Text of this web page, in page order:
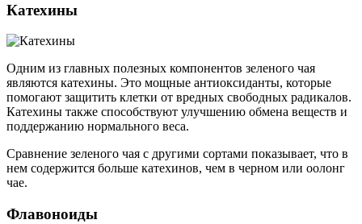
Катехины
Одним из главных полезных компонентов зеленого чая
являются катехины. Это мощные антиоксиданты, которые
помогают защитить клетки от вредных свободных радикалов.
Катехины также способствуют улучшению обмена веществ и
поддержанию нормального веса.
Сравнение зеленого чая с другими сортами показывает, что в
нем содержится больше катехинов, чем в черном или оолонг
чае.
Флавоноиды